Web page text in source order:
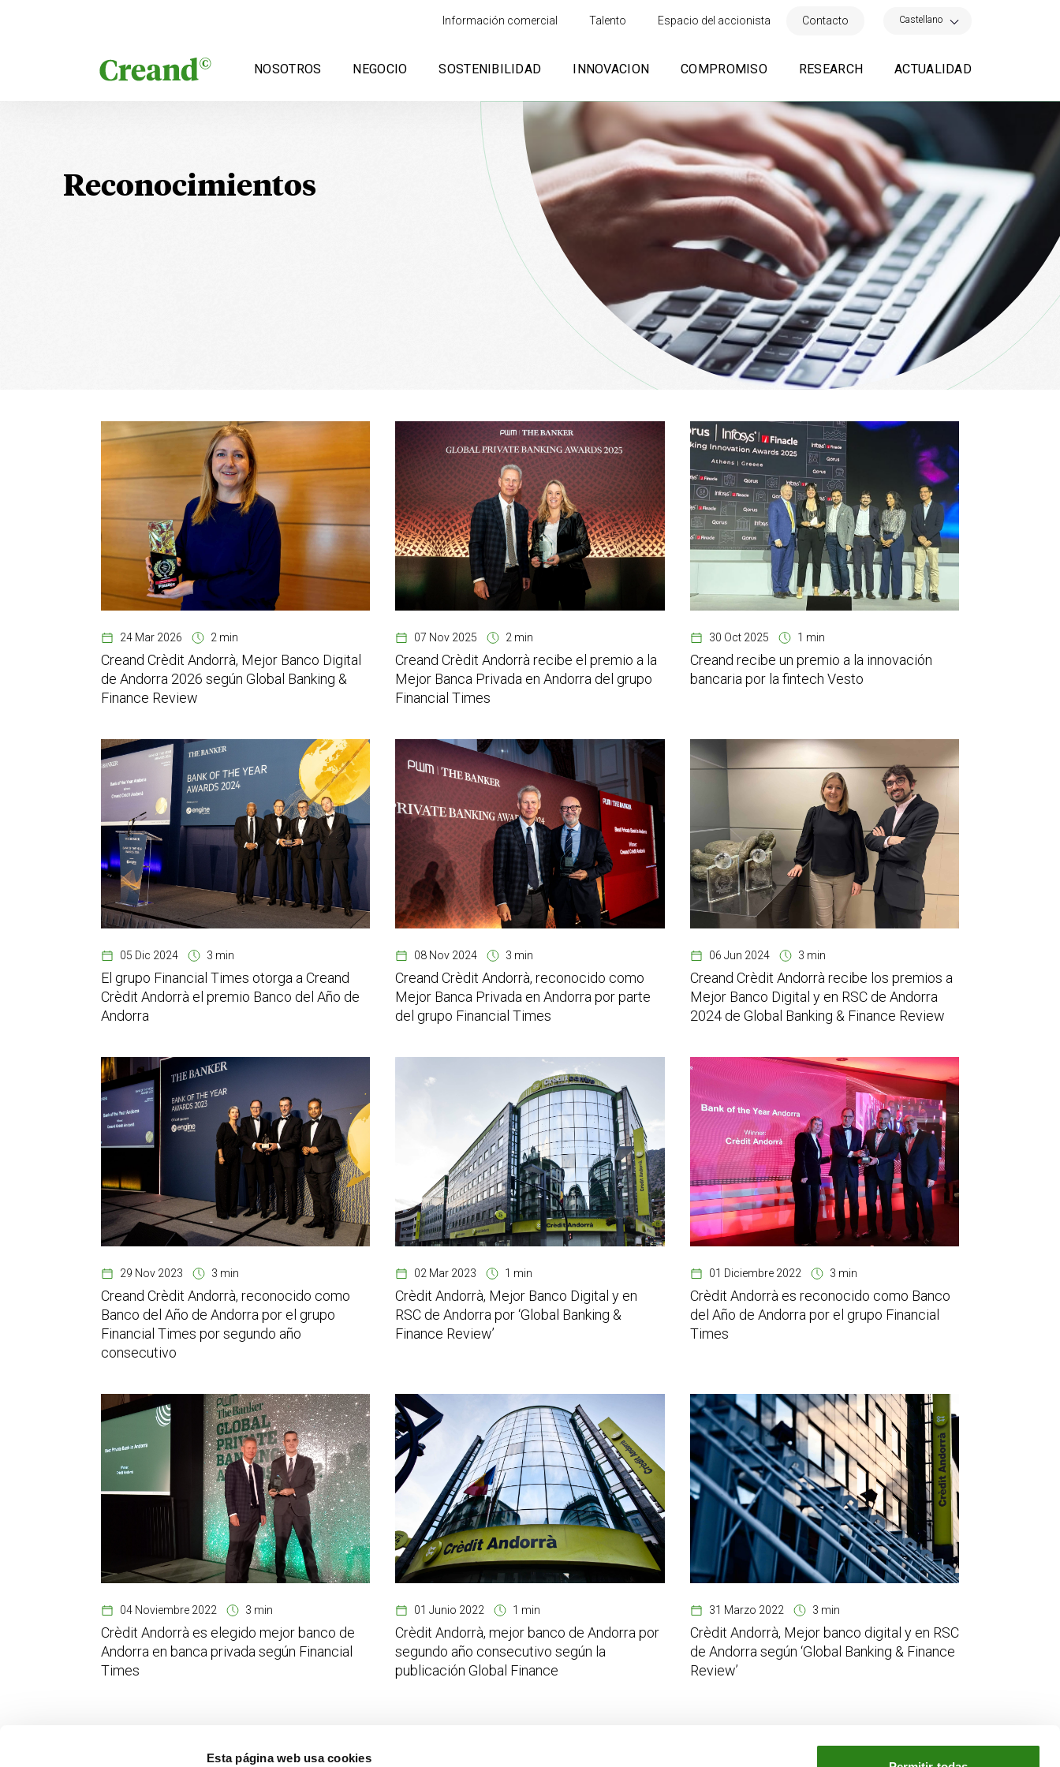
Esta página web usa cookies
Información comercial Talento Espacio del accionista Contacto Castellano
NOSOTROS NEGOCIO SOSTENIBILIDAD INNOVACION COMPROMISO RESEARCH ACTUALIDAD
Reconocimientos
24 Mar 2026 2 min
Creand Crèdit Andorrà, Mejor Banco Digital
de Andorra 2026 según Global Banking &
Finance Review
07 Nov 2025 2 min
Creand Crèdit Andorrà recibe el premio a la
Mejor Banca Privada en Andorra del grupo
Financial Times
30 Oct 2025 1 min
Creand recibe un premio a la innovación
bancaria por la fintech Vesto
05 Dic 2024 3 min
El grupo Financial Times otorga a Creand
Crèdit Andorrà el premio Banco del Año de
Andorra
08 Nov 2024 3 min
Creand Crèdit Andorrà, reconocido como
Mejor Banca Privada en Andorra por parte
del grupo Financial Times
06 Jun 2024 3 min
Creand Crèdit Andorrà recibe los premios a
Mejor Banco Digital y en RSC de Andorra
2024 de Global Banking & Finance Review
29 Nov 2023 3 min
Creand Crèdit Andorrà, reconocido como
Banco del Año de Andorra por el grupo
Financial Times por segundo año
consecutivo
02 Mar 2023 1 min
Crèdit Andorrà, Mejor Banco Digital y en
RSC de Andorra por ‘Global Banking &
Finance Review’
01 Diciembre 2022 3 min
Crèdit Andorrà es reconocido como Banco
del Año de Andorra por el grupo Financial
Times
04 Noviembre 2022 3 min
Crèdit Andorrà es elegido mejor banco de
Andorra en banca privada según Financial
Times
01 Junio 2022 1 min
Crèdit Andorrà, mejor banco de Andorra por
segundo año consecutivo según la
publicación Global Finance
31 Marzo 2022 3 min
Crèdit Andorrà, Mejor banco digital y en RSC
de Andorra según ‘Global Banking & Finance
Review’